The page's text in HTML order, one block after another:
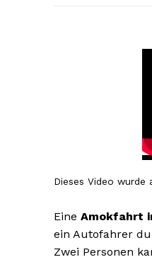
Dieses Video wurde
Eine Amokfahrt
ein Autofahrer
Zwei Personen